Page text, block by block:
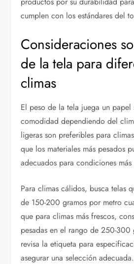
cumplen con los estándares del
Consideraciones
de la tela para
climas
El peso de la tela juega un
comodidad dependiendo del
ligeras son preferibles para
que los materiales más pesados
adecuados para condiciones más
Para climas cálidos, busca telas
de 150-200 gramos por metro
que para climas más frescos,
pesadas en el rango de 250-300
revisa la etiqueta para
asegurar una selección adecuada.